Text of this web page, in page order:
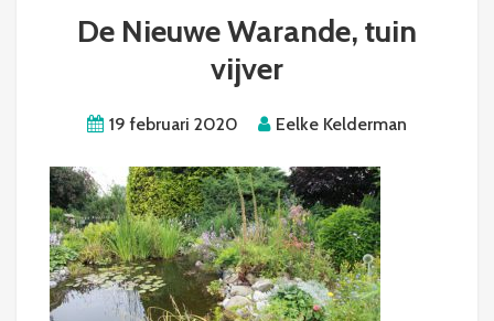
De Nieuwe Warande, tuin
vijver
19 februari 2020 Eelke Kelderman